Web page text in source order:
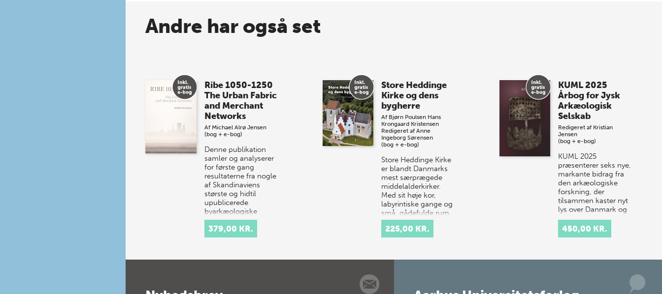
Spar op til 70% til
sommer-lagersalg!
Vi gentager succesen og inviterer igen i
år til vores store sommer-lagersalg,
så sæt kryds i kalenderen onsdag den
10. j…
Andre har også set
Ribe 1050-1250
The Urban Fabric
and Merchant
Networks
Af Michael Alrø Jensen
(bog + e-bog)
Denne publikation
samler og analyserer
for første gang
resultaterne fra nogle
af Skandinaviens
største og hidtil
upublicerede
byarkæologiske
udgravnin…
379,00 KR.
Store Heddinge
Kirke og dens
bygherre
Af Bjørn Poulsen Hans
Krongaard Kristensen
Redigeret af Anne
Ingeborg Sørensen
(bog + e-bog)
Store Heddinge Kirke
er blandt Danmarks
mest særprægede
middelalderkirker.
Med sit høje kor,
labyrintiske gange og
små, gådefulde rum
samt det ottekan…
225,00 KR.
KUML 2025
Årbog for Jysk
Arkæologisk
Selskab
Redigeret af Kristian
Jensen
(bog + e-bog)
KUML 2025
præsenterer seks nye,
markante bidrag fra
den arkæologiske
forskning, der
tilsammen kaster nyt
lys over Danmark og
Nordens historie.
Årbogen…
450,00 KR.